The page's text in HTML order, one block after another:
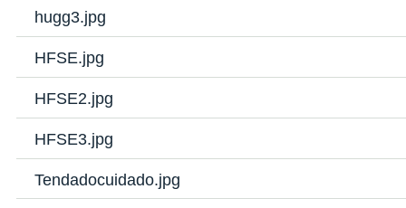
hugg3.jpg
HFSE.jpg
HFSE2.jpg
HFSE3.jpg
Tendadocuidado.jpg